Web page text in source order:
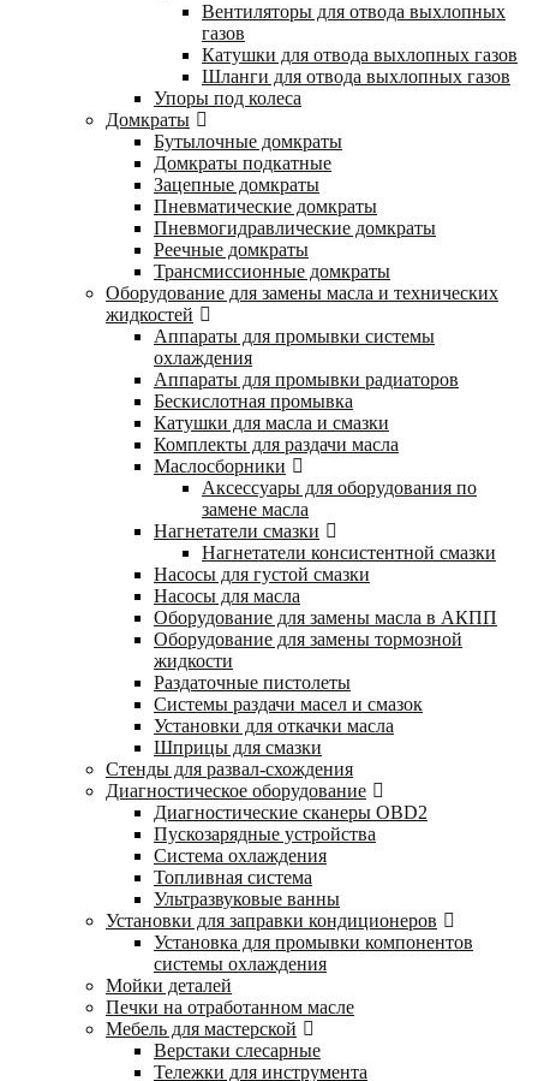
Вентиляторы для отвода выхлопных
газов
Катушки для отвода выхлопных газов
Шланги для отвода выхлопных газов
Упоры под колеса
Домкраты
Бутылочные домкраты
Домкраты подкатные
Зацепные домкраты
Пневматические домкраты
Пневмогидравлические домкраты
Реечные домкраты
Трансмиссионные домкраты
Оборудование для замены масла и технических
жидкостей
Аппараты для промывки системы
охлаждения
Аппараты для промывки радиаторов
Бескислотная промывка
Катушки для масла и смазки
Комплекты для раздачи масла
Маслосборники
Аксессуары для оборудования по
замене масла
Нагнетатели смазки
Нагнетатели консистентной смазки
Насосы для густой смазки
Насосы для масла
Оборудование для замены масла в АКПП
Оборудование для замены тормозной
жидкости
Раздаточные пистолеты
Системы раздачи масел и смазок
Установки для откачки масла
Шприцы для смазки
Стенды для развал-схождения
Диагностическое оборудование
Диагностические сканеры OBD2
Пускозарядные устройства
Система охлаждения
Топливная система
Ультразвуковые ванны
Установки для заправки кондиционеров
Установка для промывки компонентов
системы охлаждения
Мойки деталей
Печки на отработанном масле
Мебель для мастерской
Верстаки слесарные
Тележки для инструмента